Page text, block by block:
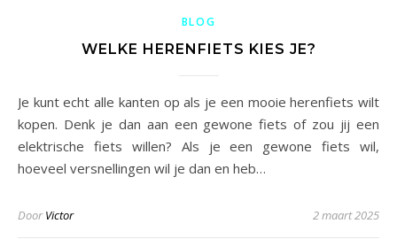
BLOG
WELKE HERENFIETS KIES JE?
Je kunt echt alle kanten op als je een mooie herenfiets wilt
kopen. Denk je dan aan een gewone fiets of zou jij een
elektrische fiets willen? Als je een gewone fiets wil,
hoeveel versnellingen wil je dan en heb…
DoorVictor 2 maart 2025